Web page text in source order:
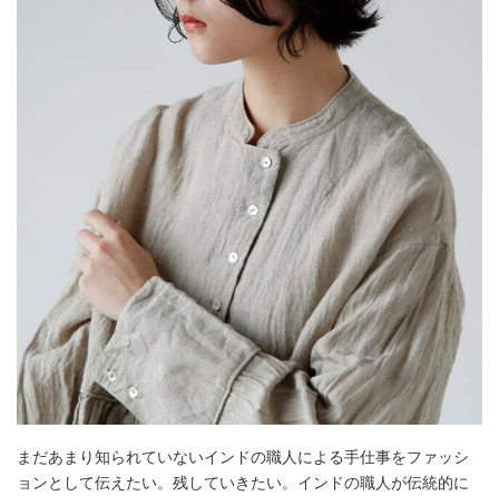
まだあまり知られていないインドの職人による手仕事をファッシ
ョンとして伝えたい。残していきたい。インドの職人が伝統的に